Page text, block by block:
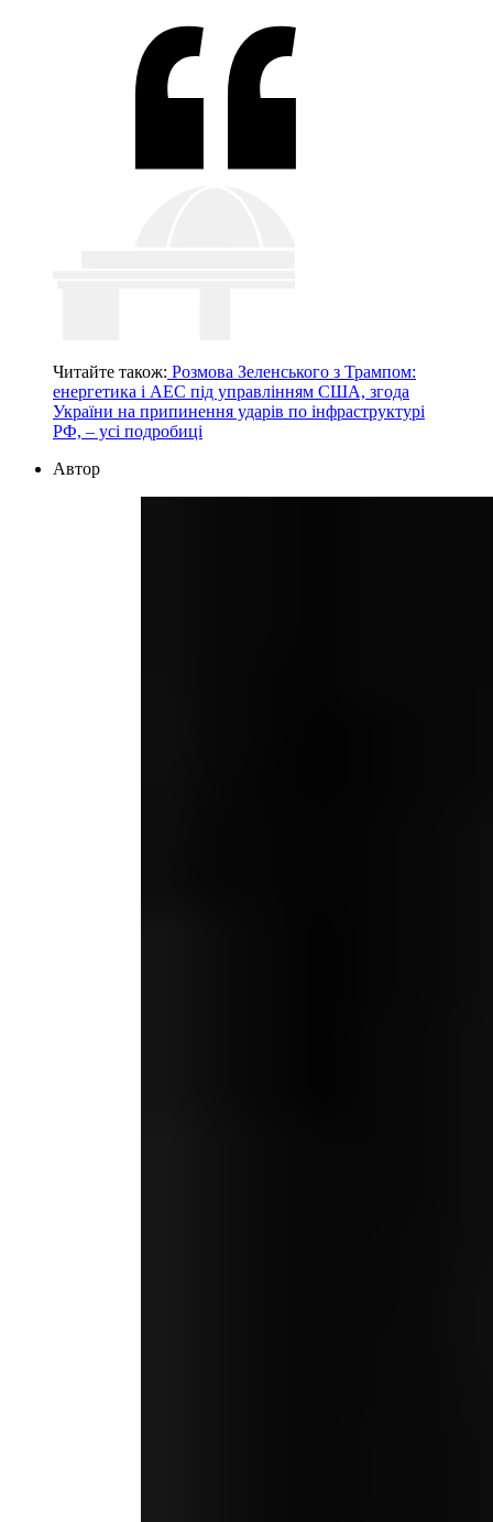
Читайте також: Розмова Зеленського з Трампом:
енергетика і АЕС під управлінням США, згода
України на припинення ударів по інфраструктурі
РФ, – усі подробиці
Автор